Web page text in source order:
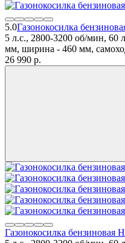
5.0Газонокосилка
5 л.с., 2800-3200 об/мин, 60
мм, ширина - 460 мм,
26 990 p.
Газонокосилка бензиновая